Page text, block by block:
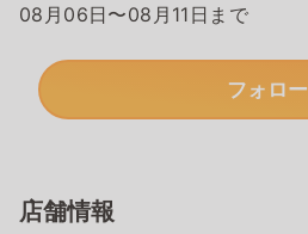
08月06日〜08月11日まで
フォロー
店舗情報